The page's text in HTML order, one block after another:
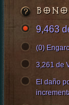
9,463
(0)
3,261 de
El daño